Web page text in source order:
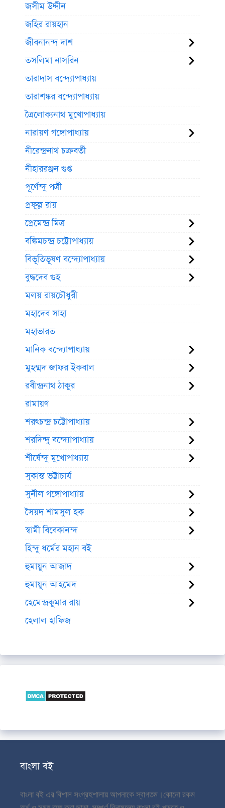
জসীম উদ্দীন
জহির রায়হান
জীবনানন্দ দাশ
তসলিমা নাসরিন
তারাদাস বন্দ্যোপাধ্যায়
তারাশঙ্কর বন্দ্যোপাধ্যায়
ত্রৈলোক্যনাথ মুখোপাধ্যায়
নারায়ণ গঙ্গোপাধ্যায়
নীরেন্দ্রনাথ চক্রবর্তী
নীহাররঞ্জন গুপ্ত
পূর্ণেন্দু পত্রী
প্রফুল্ল রায়
প্রেমেন্দ্র মিত্র
বঙ্কিমচন্দ্র চট্টোপাধ্যায়
বিভূতিভূষণ বন্দ্যোপাধ্যায়
বুদ্ধদেব গুহ
মলয় রায়চৌধুরী
মহাদেব সাহা
মহাভারত
মানিক বন্দ্যোপাধ্যায়
মুহম্মদ জাফর ইকবাল
রবীন্দ্রনাথ ঠাকুর
রামায়ণ
শরৎচন্দ্র চট্টোপাধ্যায়
শরদিন্দু বন্দ্যোপাধ্যায়
শীর্ষেন্দু মুখোপাধ্যায়
সুকান্ত ভট্টাচার্য
সুনীল গঙ্গোপাধ্যায়
সৈয়দ শামসুল হক
স্বামী বিবেকানন্দ
হিন্দু ধর্মের মহান বই
হুমায়ুন আজাদ
হুমায়ূন আহমেদ
হেমেন্দ্রকুমার রায়
হেলাল হাফিজ
বাংলা বই
বাংলা বই এর বিশাল সংগ্রহশালায় আপনাকে স্বাগতম।কোনো রকম